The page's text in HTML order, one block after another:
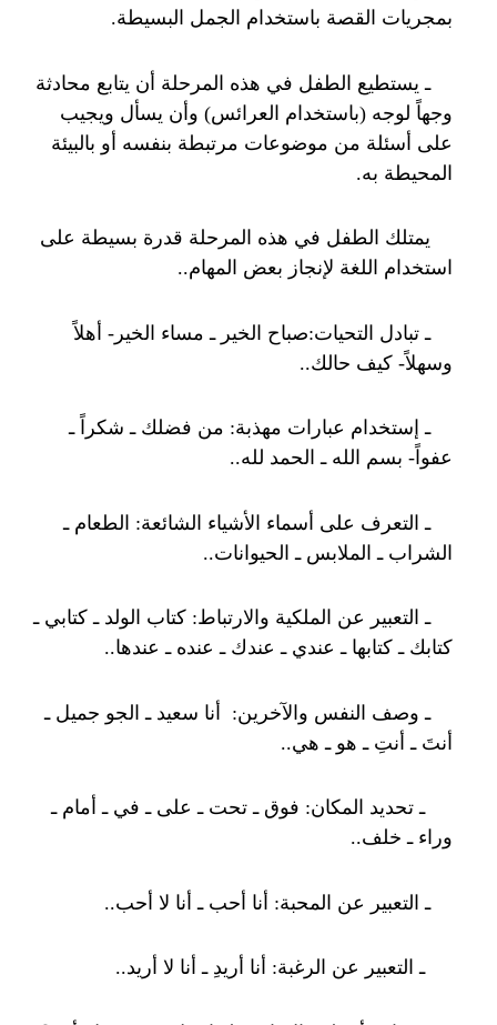
بمجريات القصة باستخدام الجمل البسيطة.
ـ يستطيع الطفل في هذه المرحلة أن يتابع محادثة
وجهاً لوجه (باستخدام العرائس) وأن يسأل ويجيب
على أسئلة من موضوعات مرتبطة بنفسه أو بالبيئة
المحيطة به.
يمتلك الطفل في هذه المرحلة قدرة بسيطة على
استخدام اللغة لإنجاز بعض المهام..
ـ تبادل التحيات:صباح الخير ـ مساء الخير- أهلاً
وسهلاً- كيف حالك..
ـ إستخدام عبارات مهذبة: من فضلك ـ شكراً ـ
عفواً- بسم الله ـ الحمد لله..
ـ التعرف على أسماء الأشياء الشائعة: الطعام ـ
الشراب ـ الملابس ـ الحيوانات..
ـ التعبير عن الملكية والارتباط: كتاب الولد ـ كتابي ـ
كتابك ـ كتابها ـ عندي ـ عندك ـ عنده ـ عندها..
ـ وصف النفس والآخرين: أنا سعيد ـ الجو جميل ـ
أنتَ ـ أنتِ ـ هو ـ هي..
ـ تحديد المكان: فوق ـ تحت ـ على ـ في ـ أمام ـ
وراء ـ خلف..
ـ التعبير عن المحبة: أنا أحب ـ أنا لا أحب..
ـ التعبير عن الرغبة: أنا أريدِ ـ أنا لا أريد..